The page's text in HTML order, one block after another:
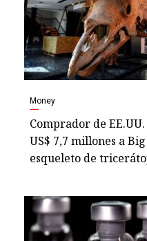
Money
Comprador de
US$ 7,7 millones a
esqueleto de